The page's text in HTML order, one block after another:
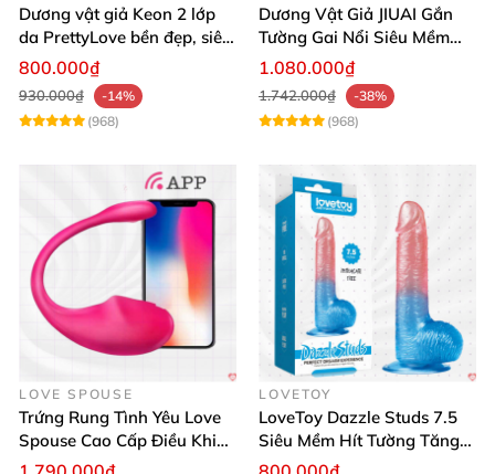
Dương vật giả Keon 2 lớp
da PrettyLove bền đẹp, siêu
mềm mại
800.000₫
930.000₫
-14%
(968)
Dương Vật Giả JIUAI Gắn
Tường Gai Nổi Siêu Mềm
Thoải Mái Mua Ngay
1.080.000₫
1.742.000₫
-38%
(968)
LOVE SPOUSE
Trứng Rung Tình Yêu Love
Spouse Cao Cấp Điều Khiển
App Đỉnh Cao
LOVETOY
LoveToy Dazzle Studs 7.5
Siêu Mềm Hít Tường Tăng
Khoái Cảm